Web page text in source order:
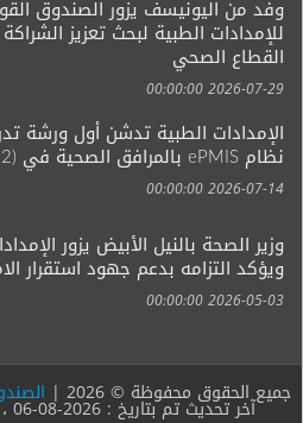
وفد من اليونيسف يزور الصندوق
للإمدادات الطبية لبحث تعزيز
القطاع الصحي
2026-07-29 00:00:00
الإمدادات الطبية تدشن أول ورشة
نظام ePMIS بالمرافق الصحية في (12) ولاية
2026-07-14 00:00:00
وزير الصحة بالنيل الأبيض يزور
ويؤكد التزامه بدعم جهود استقرار
2026-05-03 00:00:00
جميع الحقوق محفوظة © 2026 |
آخر تحديث تم بتاريخ : 2026-08-06 ، عداد الزوار | 18,441,077